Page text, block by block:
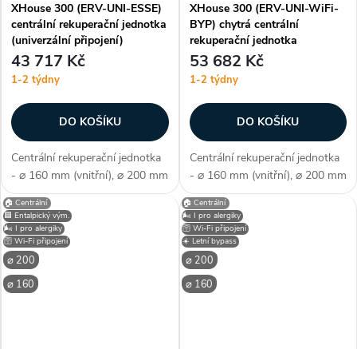
XHouse 300 (ERV-UNI-ESSE)
centrální rekuperační jednotka
(univerzální připojení)
43 717 Kč
1-2 týdny
DO KOŠÍKU
Centrální rekuperační jednotka
- ⌀ 160 mm (vnitřní), ⌀ 200 mm
(vnější), ERV - entalpický
výměník (s obnovou tepla i
vlhkosti), připojení univerzální
(nastavitelné), drátové...
XHouse 300 (ERV-UNI-WiFi-
BYP) chytrá centrální
rekuperační jednotka
(univerzální připojení)
53 682 Kč
1-2 týdny
DO KOŠÍKU
Centrální rekuperační jednotka
- ⌀ 160 mm (vnitřní), ⌀ 200 mm
(vnější), ERV - entalpický
výměník (s obnovou tepla i
vlhkosti), připojení univerzální
(nastavitelné), WiFi -...
⌀ 200
⌀ 160
🏠 Centrální
🟦 Entalpický vým.
🌬️ I pro alergiky
🛜 Wi-Fi připojení
⌀ 200
⌀ 160
🏠 Centrální
🌬️ I pro alergiky
🛜 Wi-Fi připojení
☀️ Letní bypass